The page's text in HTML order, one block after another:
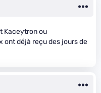
Kaceytron ou
ont déjà reçu des jours de